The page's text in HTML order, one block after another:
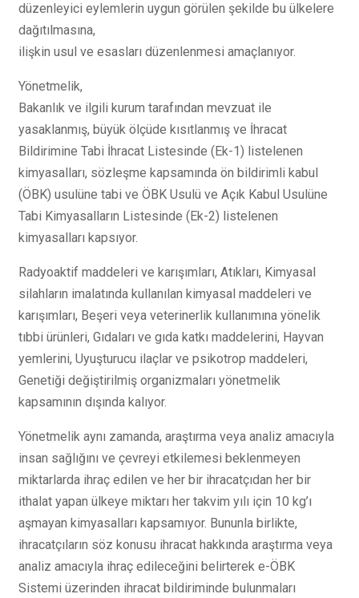
düzenleyici eylemlerin uygun görülen şekilde bu ülkelere
dağıtılmasına,
ilişkin usul ve esasları düzenlenmesi amaçlanıyor.
Yönetmelik,
Bakanlık ve ilgili kurum tarafından mevzuat ile
yasaklanmış, büyük ölçüde kısıtlanmış ve İhracat
Bildirimine Tabi İhracat Listesinde (Ek-1) listelenen
kimyasalları, sözleşme kapsamında ön bildirimli kabul
(ÖBK) usulüne tabi ve ÖBK Usulü ve Açık Kabul Usulüne
Tabi Kimyasalların Listesinde (Ek-2) listelenen
kimyasalları kapsıyor.
Radyoaktif maddeleri ve karışımları, Atıkları, Kimyasal
silahların imalatında kullanılan kimyasal maddeleri ve
karışımları, Beşeri veya veterinerlik kullanımına yönelik
tıbbi ürünleri, Gıdaları ve gıda katkı maddelerini, Hayvan
yemlerini, Uyuşturucu ilaçlar ve psikotrop maddeleri,
Genetiği değiştirilmiş organizmaları yönetmelik
kapsamının dışında kalıyor.
Yönetmelik aynı zamanda, araştırma veya analiz amacıyla
insan sağlığını ve çevreyi etkilemesi beklenmeyen
miktarlarda ihraç edilen ve her bir ihracatçıdan her bir
ithalat yapan ülkeye miktarı her takvim yılı için 10 kg’ı
aşmayan kimyasalları kapsamıyor. Bununla birlikte,
ihracatçıların söz konusu ihracat hakkında araştırma veya
analiz amacıyla ihraç edileceğini belirterek e-ÖBK
Sistemi üzerinden ihracat bildiriminde bulunmaları